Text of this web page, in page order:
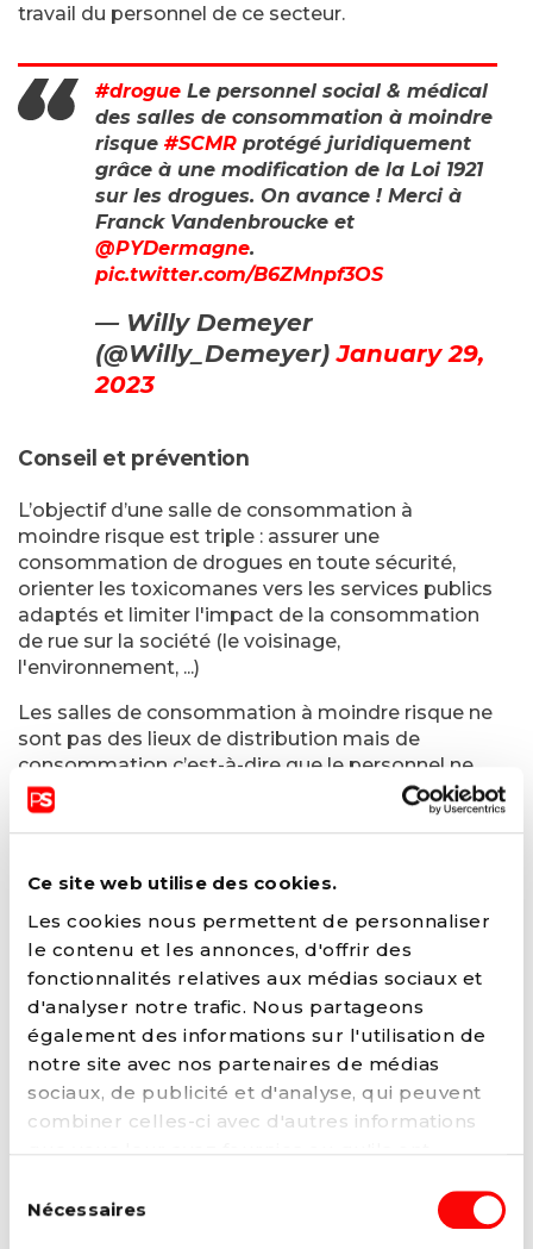
Ce site web utilise des cookies.
Les cookies nous permettent de personnaliser
le contenu et les annonces, d'offrir des
fonctionnalités relatives aux médias sociaux et
d'analyser notre trafic. Nous partageons
également des informations sur l'utilisation de
notre site avec nos partenaires de médias
sociaux, de publicité et d'analyse, qui peuvent
combiner celles-ci avec d'autres informations
services. Vous pouvez à tout moment modifier
politique
duNécessaires
travail du personnel de ce secteur.
#drogue Le personnel social & médical
des salles de consommation à moindre
risque #SCMR protégé juridiquement
grâce à une modification de la Loi 1921
sur les drogues. On avance ! Merci à
Franck Vandenbroucke et
@PYDermagne.
pic.twitter.com/B6ZMnpf3OS
— Willy Demeyer
(@Willy_Demeyer)January 29,
2023
Conseil et prévention
L’objectif d’une salle de consommation à
moindre risque est triple : assurer une
consommation de drogues en toute sécurité,
orienter les toxicomanes vers les services publics
adaptés et limiter l'impact de la consommation
de rue sur la société (le voisinage,
l'environnement, ...)
Les salles de consommation à moindre risque ne
sont pas des lieux de distribution mais de
consommation c’est-à-dire que le personnel ne
fournit pas la substance mais le matériel
nécessaire à une consommation sans danger de
Le matériel fournit par les membres du
personnels permet de réduire les risques
sanitaires liés à l’injection ou à l’inhalation comme
la transmission de virus (hépatite, VIH etc.)
unique.
Davantage que la distribution de matériel à titre
gratuit, le personnel offre un accompagnement
social aux toxicomanes qui franchissent ces
administratives afin, par exemple, d’obtenir un
logement.